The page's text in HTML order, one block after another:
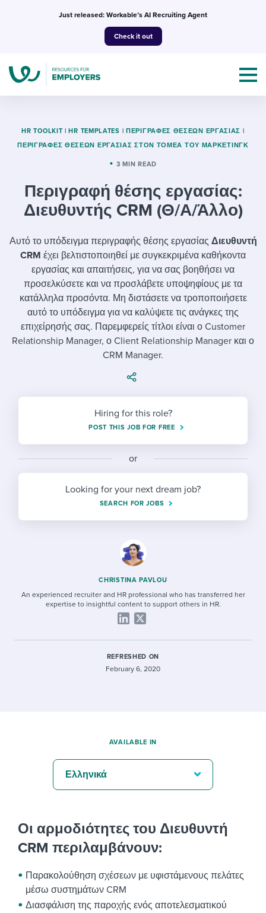
Just released: Workable’s AI Recruiting Agent
Check it out
Topics
Mobilizing AI in my work
Evaluating candidates
Working together with others
Maintaining hiring pipelines
Developing & retaining people
Ensuring compliance
Establishing an employer brand
Digitizing work processes
Templates & Guides
I WANT...
Job description templates
Interview question templates
Policy templates
Onboarding checklists
Step-by-step tutorials
HR terms
I’m a jobseeker
I WANT TO LEARN ABOUT...
Applying for a job
Interview process
Pay & benefits
Career development
Modern working life
Overall career resources
Attend webinars & events
Workable customer stories
Explore Workable
Request a demo
HR TOOLKIT | HR TEMPLATES | ΠΕΡΙΓΡΑΦΈΣ ΘΈΣΕΩΝ ΕΡΓΑΣΊΑΣ |
ΠΕΡΙΓΡΑΦΈΣ ΘΈΣΕΩΝ ΕΡΓΑΣΊΑΣ ΣΤΟΝ ΤΟΜΈΑ ΤΟΥ ΜΆΡΚΕΤΙΝΓΚ
3 MIN READ
Περιγραφή θέσης εργασίας:
Διευθυντής CRM (Θ/Α/Άλλο)
Αυτό το υπόδειγμα περιγραφής θέσης εργασίας Διευθυντή
CRM έχει βελτιστοποιηθεί με συγκεκριμένα καθήκοντα
εργασίας και απαιτήσεις, για να σας βοηθήσει να
προσελκύσετε και να προσλάβετε υποψηφίους με τα
κατάλληλα προσόντα. Μη διστάσετε να τροποποιήσετε
αυτό το υπόδειγμα για να καλύψετε τις ανάγκες της
επιχείρησής σας. Παρεμφερείς τίτλοι είναι ο Customer
Relationship Manager, ο Client Relationship Manager και ο
CRM Manager.
Hiring for this role?
POST THIS JOB FOR FREE
or
Looking for your next dream job?
SEARCH FOR JOBS
CHRISTINA PAVLOU
An experienced recruiter and HR professional who has transferred her
expertise to insightful content to support others in HR.
REFRESHED ON
February 6, 2020
Οι αρμοδιότητες του Διευθυντή
CRM περιλαμβάνουν:
Παρακολούθηση σχέσεων με υφιστάμενους πελάτες
μέσω συστημάτων CRM
Διασφάλιση της παροχής ενός αποτελεσματικού
AVAILABLE IN
Ελληνικά